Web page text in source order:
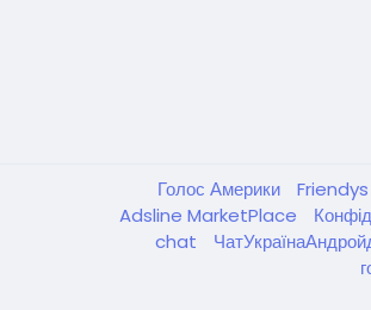
Голос Америки Friendys
Adsline MarketPlace
chat